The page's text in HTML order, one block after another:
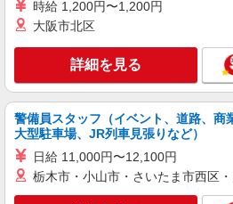
1,750円以上 残業が
位で別途支給します
ＤーＡＣＴ中津
1番地）
キープ
アルバイト パート
コンパスグループ・ジャパン株式会社
調理補助【アルバ
時給1,050円以上 試用期間中 時給1,050円以上
時給 1,200円〜1,200円
大阪市北区
詳細を見る
警備員スタッフ（イベント、道路、商
大型駐車場、JR列車見張りなど）
日給 11,000円〜12,100円
栃木市・小山市・さいたま市西区